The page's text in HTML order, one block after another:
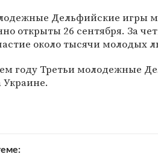
Дельфийские игры
открыты 26 сентября. За
около тысячи молодых
году Третьи молодежные